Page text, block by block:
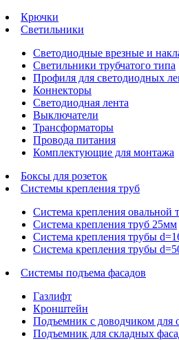
Крючки
Светильники
Светодиодные врезные и
Светильники трубчатого типа
Профиля для светодиодных
Коннекторы
Светодиодная лента
Выключатели
Трансформаторы
Провода питания
Комплектующие для монтажа
Боксы для розеток
Системы крепления труб
Система крепления овальной
Система крепления труб 25мм
Система крепления трубы
Система крепления трубы
Системы подъема фасадов
Газлифт
Кронштейн
Подъемник с доводчиком для
Подъемник для складных